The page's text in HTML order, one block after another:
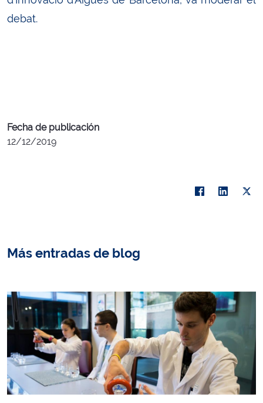
debat.
Fecha de publicación
12/12/2019
Más entradas de blog